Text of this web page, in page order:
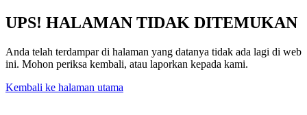
UPS! HALAMAN TIDAK DITEMUKAN
Anda telah terdampar di halaman yang datanya tidak ada lagi di web
ini. Mohon periksa kembali, atau laporkan kepada kami.
Kembali ke halaman utama